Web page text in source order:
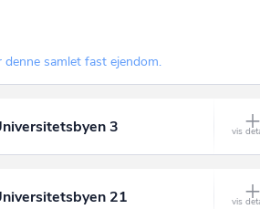
samlet fast ejendom.
3
21